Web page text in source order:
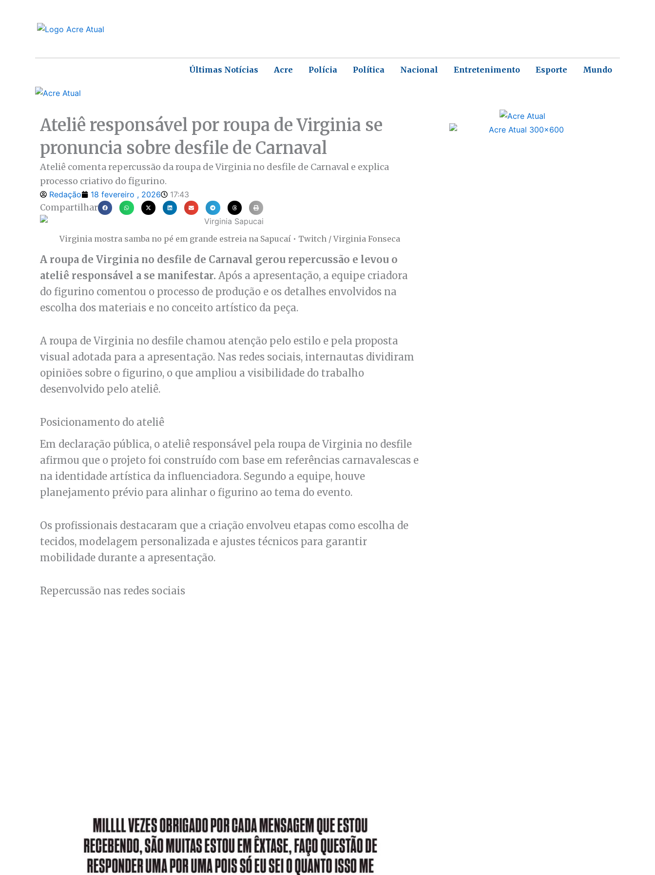
Últimas Notícias Acre Polícia Política Nacional Entretenimento Esporte Mundo
Ateliê responsável por roupa de Virginia se
pronuncia sobre desfile de Carnaval
Ateliê comenta repercussão da roupa de Virginia no desfile de Carnaval e explica
processo criativo do figurino.
Redação 18 fevereiro , 2026 17:43
Compartilhar
Virginia mostra samba no pé em grande estreia na Sapucaí • Twitch / Virginia Fonseca
A roupa de Virginia no desfile de Carnaval gerou repercussão e levou o
ateliê responsável a se manifestar. Após a apresentação, a equipe criadora
do figurino comentou o processo de produção e os detalhes envolvidos na
escolha dos materiais e no conceito artístico da peça.
A roupa de Virginia no desfile chamou atenção pelo estilo e pela proposta
visual adotada para a apresentação. Nas redes sociais, internautas dividiram
opiniões sobre o figurino, o que ampliou a visibilidade do trabalho
desenvolvido pelo ateliê.
Posicionamento do ateliê
Em declaração pública, o ateliê responsável pela roupa de Virginia no desfile
afirmou que o projeto foi construído com base em referências carnavalescas e
na identidade artística da influenciadora. Segundo a equipe, houve
planejamento prévio para alinhar o figurino ao tema do evento.
Os profissionais destacaram que a criação envolveu etapas como escolha de
tecidos, modelagem personalizada e ajustes técnicos para garantir
mobilidade durante a apresentação.
Repercussão nas redes sociais